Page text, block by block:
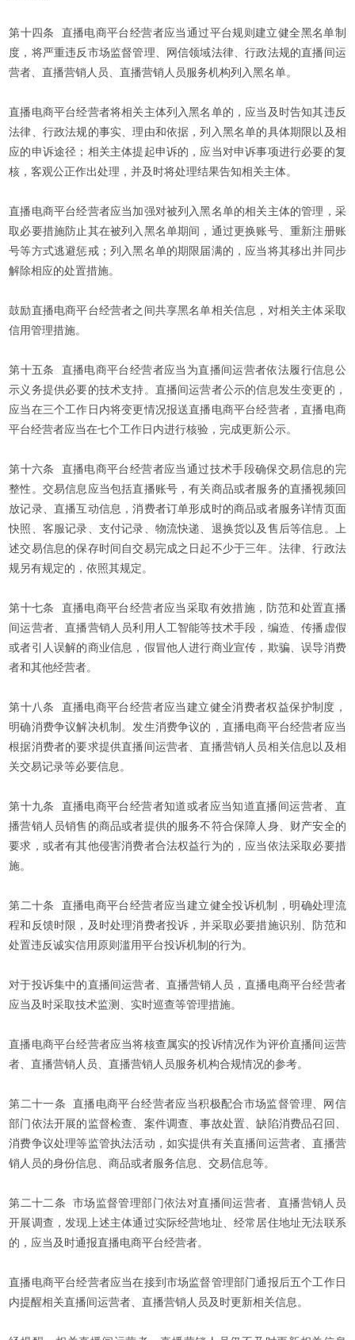
第十四条 直播电商平台经营者应当通过平台规则建立健全黑名单制
度，将严重违反市场监督管理、网信领域法律、行政法规的直播间运
营者、直播营销人员、直播营销人员服务机构列入黑名单。
直播电商平台经营者将相关主体列入黑名单的，应当及时告知其违反
法律、行政法规的事实、理由和依据，列入黑名单的具体期限以及相
应的申诉途径；相关主体提起申诉的，应当对申诉事项进行必要的复
核，客观公正作出处理，并及时将处理结果告知相关主体。
直播电商平台经营者应当加强对被列入黑名单的相关主体的管理，采
取必要措施防止其在被列入黑名单期间，通过更换账号、重新注册账
号等方式逃避惩戒；列入黑名单的期限届满的，应当将其移出并同步
解除相应的处置措施。
鼓励直播电商平台经营者之间共享黑名单相关信息，对相关主体采取
信用管理措施。
第十五条 直播电商平台经营者应当为直播间运营者依法履行信息公
示义务提供必要的技术支持。直播间运营者公示的信息发生变更的，
应当在三个工作日内将变更情况报送直播电商平台经营者，直播电商
平台经营者应当在七个工作日内进行核验，完成更新公示。
第十六条 直播电商平台经营者应当通过技术手段确保交易信息的完
整性。交易信息应当包括直播账号，有关商品或者服务的直播视频回
放记录、直播互动信息，消费者订单形成时的商品或者服务详情页面
快照、客服记录、支付记录、物流快递、退换货以及售后等信息。上
述交易信息的保存时间自交易完成之日起不少于三年。法律、行政法
规另有规定的，依照其规定。
第十七条 直播电商平台经营者应当采取有效措施，防范和处置直播
间运营者、直播营销人员利用人工智能等技术手段，编造、传播虚假
或者引人误解的商业信息，假冒他人进行商业宣传，欺骗、误导消费
者和其他经营者。
第十八条 直播电商平台经营者应当建立健全消费者权益保护制度，
明确消费争议解决机制。发生消费争议的，直播电商平台经营者应当
根据消费者的要求提供直播间运营者、直播营销人员相关信息以及相
关交易记录等必要信息。
第十九条 直播电商平台经营者知道或者应当知道直播间运营者、直
播营销人员销售的商品或者提供的服务不符合保障人身、财产安全的
要求，或者有其他侵害消费者合法权益行为的，应当依法采取必要措
施。
第二十条 直播电商平台经营者应当建立健全投诉机制，明确处理流
程和反馈时限，及时处理消费者投诉，并采取必要措施识别、防范和
处置违反诚实信用原则滥用平台投诉机制的行为。
对于投诉集中的直播间运营者、直播营销人员，直播电商平台经营者
应当及时采取技术监测、实时巡查等管理措施。
直播电商平台经营者应当将核查属实的投诉情况作为评价直播间运营
者、直播营销人员、直播营销人员服务机构合规情况的参考。
第二十一条 直播电商平台经营者应当积极配合市场监督管理、网信
部门依法开展的监督检查、案件调查、事故处置、缺陷消费品召回、
消费争议处理等监管执法活动，如实提供有关直播间运营者、直播营
销人员的身份信息、商品或者服务信息、交易信息等。
第二十二条 市场监督管理部门依法对直播间运营者、直播营销人员
开展调查，发现上述主体通过实际经营地址、经常居住地址无法联系
的，应当及时通报直播电商平台经营者。
直播电商平台经营者应当在接到市场监督管理部门通报后五个工作日
内提醒相关直播间运营者、直播营销人员及时更新相关信息。